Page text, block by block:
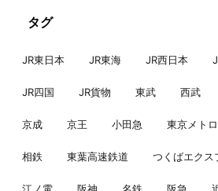
タグ
JR東日本 JR東海 JR西日本
JR四国 JR貨物 東武 西武
京成 京王 小田急 東京メトロ
相鉄 東葉高速鉄道 つくばエクス
江ノ電 阪神 名鉄 阪急